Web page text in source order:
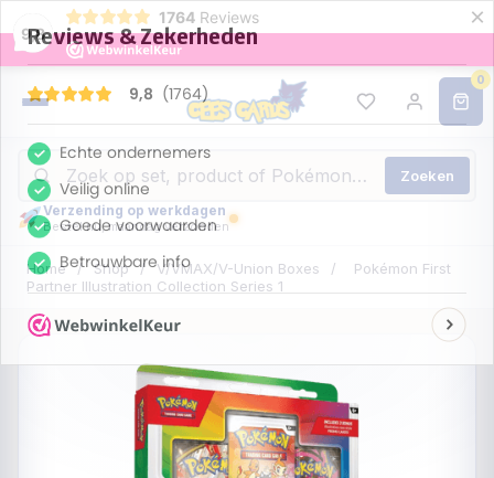
9,8
1764 Reviews ×
0
Zoeken
Verzending op werkdagen
Bestel nu, maandag verzonden
Home / Shop / V/VMAX/V-Union Boxes /
Pokémon First
Partner Illustration Collection Series 1